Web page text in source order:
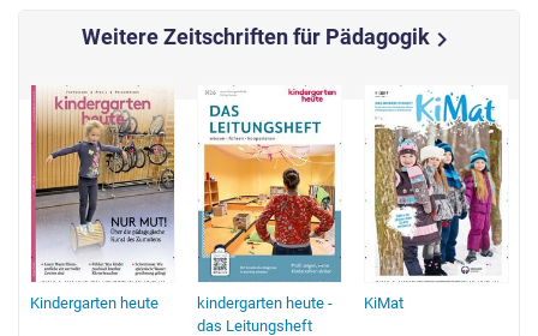
Weitere Zeitschriften für Pädagogikchevron_right
Kindergarten heute
kindergarten heute -
das Leitungsheft
KiMat